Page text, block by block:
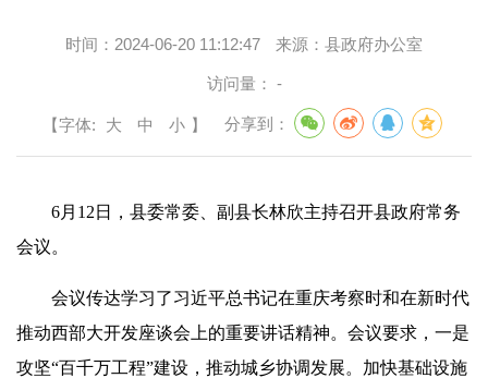
时间： 2024-06-20 11:12:47 来源： 县政府办公室
访问量： -
【字体: 大 中 小 】 分享到：
6月12日，县委常委、副县长林欣主持召开县政府常务
会议。
会议传达学习了习近平总书记在重庆考察时和在新时代
推动西部大开发座谈会上的重要讲话精神。会议要求，一是
攻坚“百千万工程”建设，推动城乡协调发展。加快基础设施